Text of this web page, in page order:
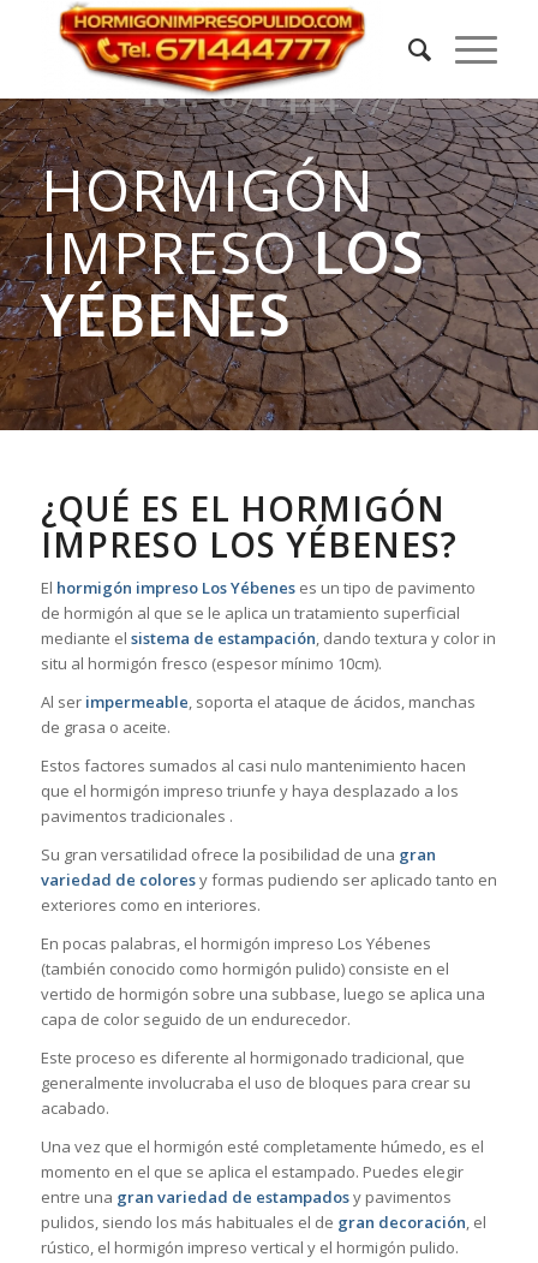
HORMIGÓN
IMPRESOLOS
YÉBENES
¿QUÉ ES EL HORMIGÓN
IMPRESO LOS YÉBENES?
El hormigón impreso Los Yébeneses un tipo de pavimento
de hormigón al que se le aplica un tratamiento superficial
mediante el sistema de estampación, dando textura y color in
situ al hormigón fresco (espesor mínimo 10cm).
Al ser impermeable, soporta el ataque de ácidos, manchas
de grasa o aceite.
Estos factores sumados al casi nulo mantenimiento hacen
que el hormigón impreso triunfe y haya desplazado a los
pavimentos tradicionales .
Su gran versatilidad ofrece la posibilidad de una gran
variedad de coloresy formas pudiendo ser aplicado tanto en
exteriores como en interiores.
En pocas palabras, el hormigón impreso Los Yébenes
(también conocido como hormigón pulido) consiste en el
vertido de hormigón sobre una subbase, luego se aplica una
capa de color seguido de un endurecedor.
Este proceso es diferente al hormigonado tradicional, que
generalmente involucraba el uso de bloques para crear su
acabado.
Una vez que el hormigón esté completamente húmedo, es el
momento en el que se aplica el estampado. Puedes elegir
entre una gran variedad de estampadosy pavimentos
pulidos, siendo los más habituales el de gran decoración, el
rústico, el hormigón impreso vertical y el hormigón pulido.